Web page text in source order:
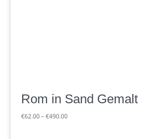
Rom in Sand Gemalt
€62.00 –€490.00Preisspanne: